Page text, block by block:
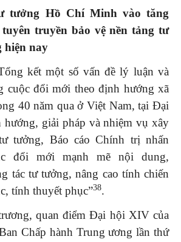
tưởng Hồ Chí Minh vào tăng
truyền bảo vệ nền tảng tư
hiện nay
kết một số vấn đề lý luận và
cuộc đổi mới theo định hướng xã
40 năm qua ở Việt Nam, tại Đại
giải pháp và nhiệm vụ xây
tưởng, Báo cáo Chính trị nhấn
đổi mới mạnh mẽ nội dung,
tác tư tưởng, nâng cao tính chiến
tính thuyết phục”38.
quan điểm Đại hội XIV của
Chấp hành Trung ương lần thứ